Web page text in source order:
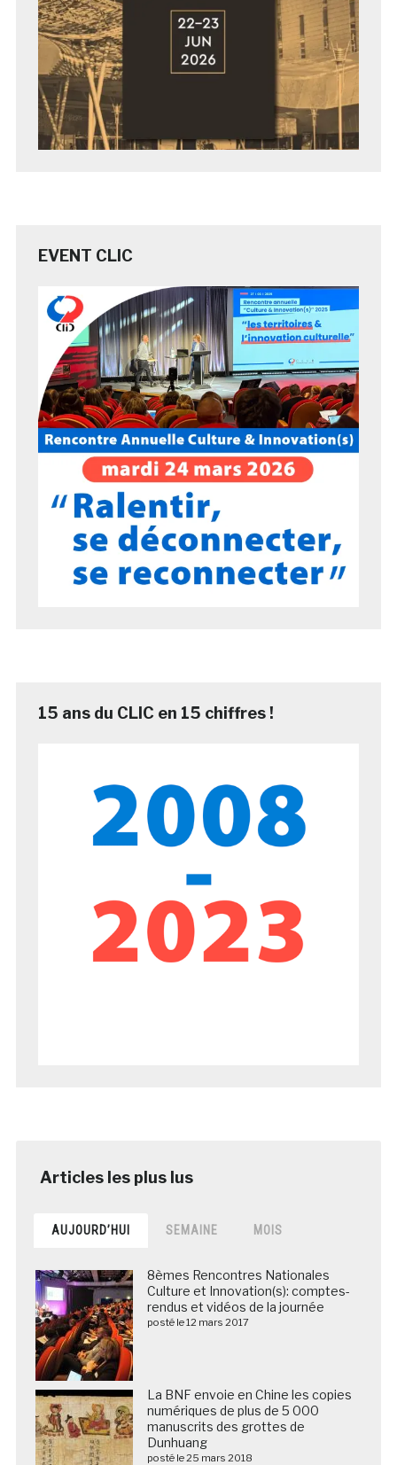
EVENT CLIC
15 ans du CLIC en 15 chiffres !
AUJOURD’HUI SEMAINE MOIS
8èmes Rencontres Nationales
Culture et Innovation(s): comptes-
rendus et vidéos de la journée
posté le 12 mars 2017
La BNF envoie en Chine les copies
numériques de plus de 5 000
manuscrits des grottes de
Dunhuang
posté le 25 mars 2018